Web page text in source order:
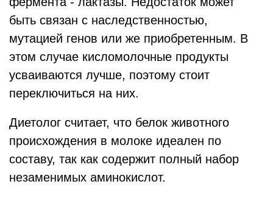
быть связан с наследственностью,
мутацией генов или же приобретенным. В
этом случае кисломолочные продукты
усваиваются лучше, поэтому стоит
переключиться на них.
Диетолог считает, что белок животного
происхождения в молоке идеален по
составу, так как содержит полный набор
незаменимых аминокислот.